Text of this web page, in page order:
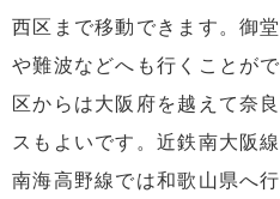
西区まで移動できます。御
や難波などへも行くことが
区からは大阪府を越えて奈
スもよいです。近鉄南大阪
南海高野線では和歌山県へ